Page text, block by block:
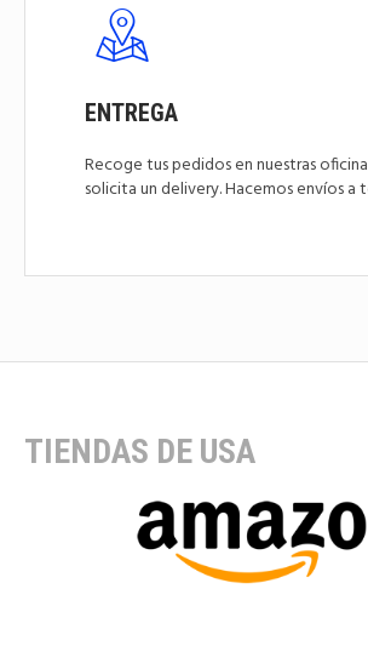
ENTREGA
Recoge tus pedidos en nuestras
solicita un delivery. Hacemos envíos a
TIENDAS DE USA